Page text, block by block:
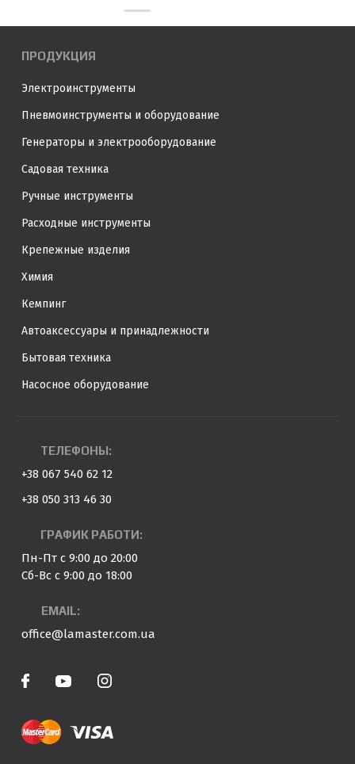
ПРОДУКЦИЯ
Электроинструменты
Пневмоинструменты и оборудование
Генераторы и электрооборудование
Садовая техника
Ручные инструменты
Расходные инструменты
Крепежные изделия
Химия
Кемпинг
Автоаксессуары и принадлежности
Бытовая техника
Насосное оборудование
ТЕЛЕФОНЫ:
+38 067 540 62 12
+38 050 313 46 30
ГРАФИК РАБОТИ:
Пн-Пт с 9:00 до 20:00
Сб-Вс с 9:00 до 18:00
EMAIL:
office@lamaster.com.ua